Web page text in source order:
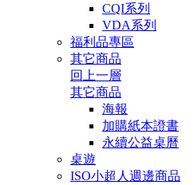
CQI系列
VDA系列
福利品專區
其它商品
回上一層
其它商品
海報
加購紙本證書
永續公益桌曆
桌遊
ISO小超人週邊商品